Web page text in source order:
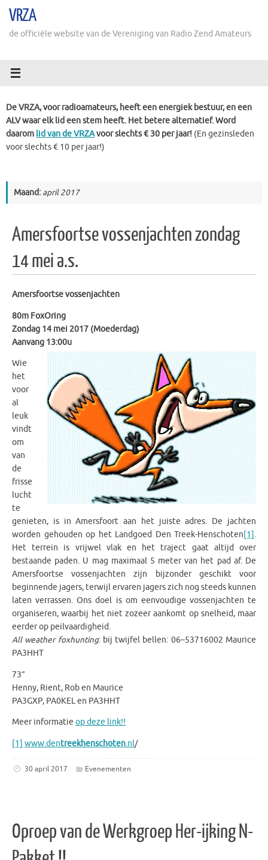
naarVRZA
de officiële website van de Vereniging van Radio Zend Amateurs
De VRZA, voor radioamateurs, heeft een energiek bestuur, en een
ALV waar elk lid een stem heeft. Het betere alternatief. Word
daarom lid van de VRZAvoor slechts € 30 per jaar! (En gezinsleden
voor slechts € 10 per jaar!)
Maand: april 2017
Amersfoortse vossenjachten zondag
14 mei a.s.
Amersfoortse vossenjachten
80m FoxOring
Zondag 14 mei 2017 (Moederdag)
Aanvang 13:00u
Wie
het
voor
al
leuk
vindt
om
van
de
frisse
lucht
te
genieten, is in Amersfoort aan het juiste adres. De jachten
worden gehouden op het Landgoed Den Treek-Henschoten[1] .
Het terrein is vrijwel vlak en het traject gaat altijd over
bestaande paden. U mag maximaal 5 meter van het pad af. De
Amersfoortse vossenjachten zijn bijzonder geschikt voor
beginnende jagers, terwijl ervaren jagers zich nog steeds kunnen
laten verrassen. Ons doel is om eenvoudige vossenjachten te
organiseren, waarbij het niet zozeer aankomt op snelheid, maar
eerder op peilvaardigheid.
All weather foxhunting: bij twijfel bellen: 06–53716002 Maurice
PA3HHT
73”
Henny, Rient, Rob en Maurice
PA3GXP, PA0KEL en PA3HHT
Meer informatie op deze link!!
[1] www.dentreekhenschoten.nl/
30 april 2017 Evenementen
Oproep van de Werkgroep Her-ijking N-